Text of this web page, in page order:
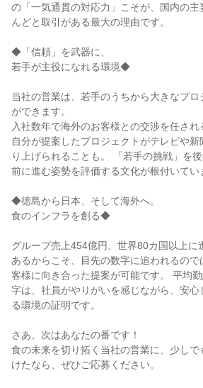
の「一気通貫の対応力」こそが、国内の主
んどと取引がある最大の理由です。
◆「信頼」を武器に、
若手が主役になれる環境◆
当社の営業は、若手のうちから大きなプロ
ができます。
入社数年で海外のお客様との交渉を任され
自分が提案したプロジェクトがテレビや
り上げられることも。 「若手の挑戦」を
前に進む姿勢を評価する文化が根付いてい
◆徳島から日本、そして海外へ。
食のインフラを創る◆
グループ売上454億円、世界80カ国以上に
あるからこそ、目先の数字に追われるの
客様に向き合った提案が可能です。 平均
字は、社員がやりがいを感じながら、安
る環境の証明です。
さあ、次はあなたの番です！
食の未来を切り拓く当社の営業に、少し
けたなら、ぜひご応募ください。